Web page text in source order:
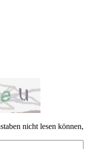
nicht lesen können,